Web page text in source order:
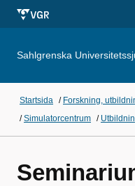
Sahlgrenska
Startsida / Forskning,
/Simulatorcentrum /